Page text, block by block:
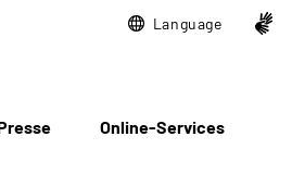
Language
Online-Services